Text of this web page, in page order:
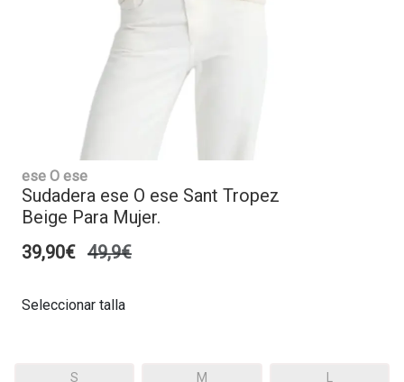
ese O ese
Sudadera ese O ese Sant Tropez
Beige Para Mujer.
39,90€ 49,9€
Seleccionar talla
S M L